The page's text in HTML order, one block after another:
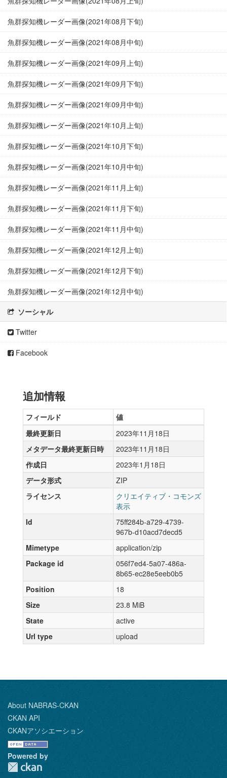
魚群探知機レーダー画像(2021年08月下旬)
魚群探知機レーダー画像(2021年08月中旬)
魚群探知機レーダー画像(2021年09月上旬)
魚群探知機レーダー画像(2021年09月下旬)
魚群探知機レーダー画像(2021年09月中旬)
魚群探知機レーダー画像(2021年10月上旬)
魚群探知機レーダー画像(2021年10月下旬)
魚群探知機レーダー画像(2021年10月中旬)
魚群探知機レーダー画像(2021年11月上旬)
魚群探知機レーダー画像(2021年11月下旬)
魚群探知機レーダー画像(2021年11月中旬)
魚群探知機レーダー画像(2021年12月上旬)
魚群探知機レーダー画像(2021年12月下旬)
魚群探知機レーダー画像(2021年12月中旬)
ソーシャル
Twitter
Facebook
追加情報
フィールド
値
最終更新日
2023年11月18日
メタデータ最終更新日時
2023年11月18日
作成日
2023年1月18日
データ形式
ZIP
ライセンス
クリエイティブ・コモンズ
表示
Id
75ff284b-a729-4739-
967b-d10acd7decd5
Mimetype
application/zip
Package id
056f7ed4-5a07-486a-
8b65-ec28e5eeb0b5
Position
18
Size
23.8 MiB
State
active
Url type
upload
About NABRAS-CKAN
CKAN API
CKANアソシエーション
Powered by